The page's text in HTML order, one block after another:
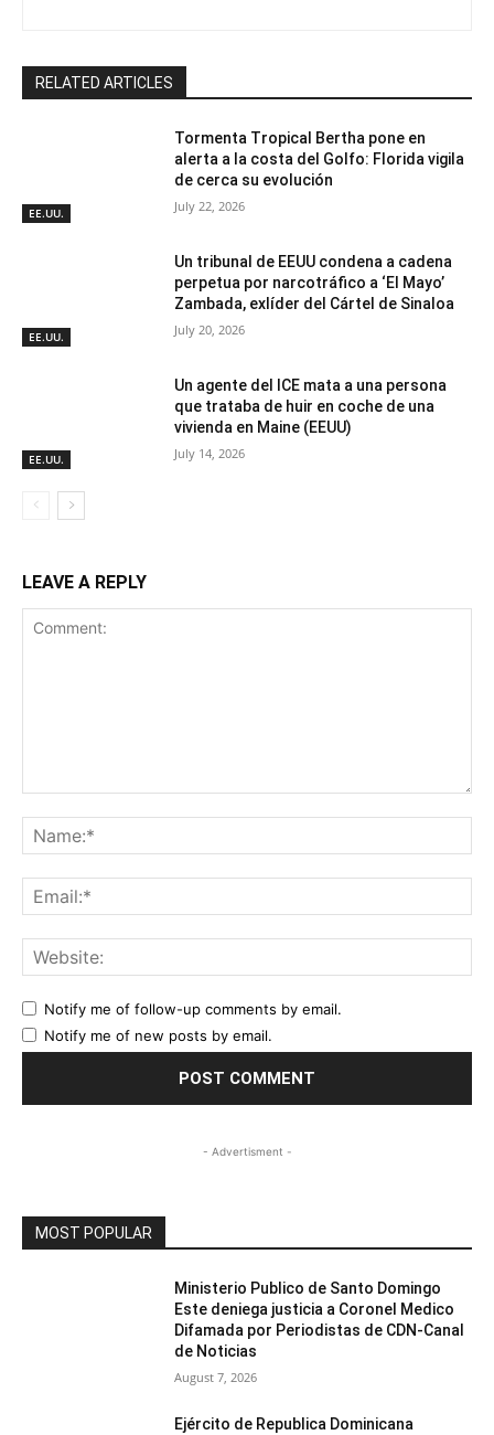
RELATED ARTICLES
EE.UU.
Tormenta Tropical Bertha pone en
alerta a la costa del Golfo: Florida vigila
de cerca su evolución
July 22, 2026
EE.UU.
Un tribunal de EEUU condena a cadena
perpetua por narcotráfico a ‘El Mayo’
Zambada, exlíder del Cártel de Sinaloa
July 20, 2026
EE.UU.
Un agente del ICE mata a una persona
que trataba de huir en coche de una
vivienda en Maine (EEUU)
July 14, 2026
LEAVE A REPLY
Notify me of follow-up comments by email.
Notify me of new posts by email.
- Advertisment -
MOST POPULAR
Ministerio Publico de Santo Domingo
Este deniega justicia a Coronel Medico
Difamada por Periodistas de CDN-Canal
de Noticias
August 7, 2026
Ejército de Republica Dominicana